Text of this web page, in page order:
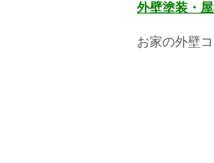
外壁塗装・
お家の外壁